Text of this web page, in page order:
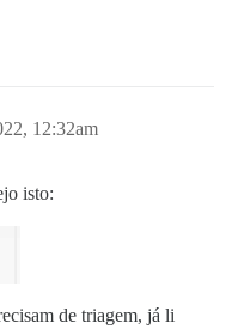
12:32am
isto:
de triagem, já li